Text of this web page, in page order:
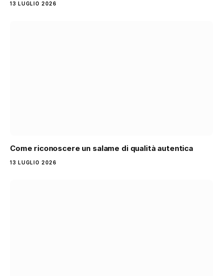
13 LUGLIO 2026
Come riconoscere un salame di qualità autentica
13 LUGLIO 2026